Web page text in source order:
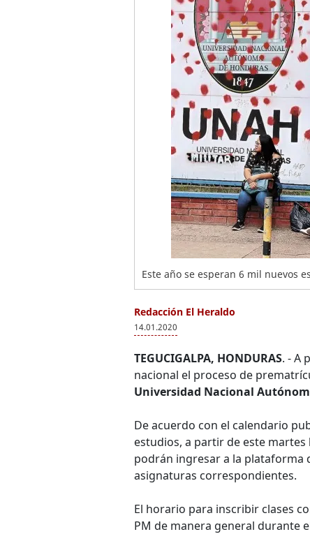
Este año se esperan 6 mil nuevos
Redacción El Heraldo
14.01.2020
TEGUCIGALPA, HONDURAS. - A
nacional el proceso de
Universidad Nacional
De acuerdo con el calendario
estudios, a partir de este
podrán ingresar a la plataforma
asignaturas correspondientes.
El horario para inscribir clases
PM de manera general durante